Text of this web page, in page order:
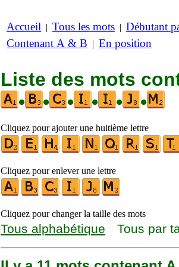
Accueil | Tous les mots | Débutant
Contenant A & B | En position
Liste des mots
•
• • • • •
Cliquez pour ajouter une huitième lettre
Cliquez pour enlever une lettre
Cliquez pour changer la taille des mots
Tous alphabétique Tous par